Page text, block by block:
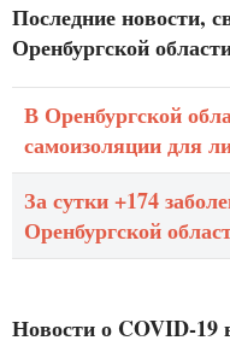
Последние новости,
Оренбургской
В Оренбургской
самоизоляции для
За сутки +174
Оренбургской
Новости о COVID-19